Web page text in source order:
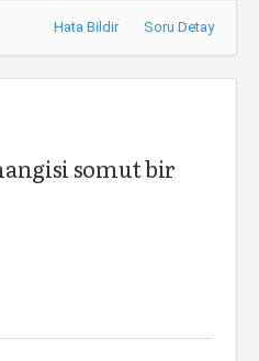
Hata Bildir Soru Detay
somut bir